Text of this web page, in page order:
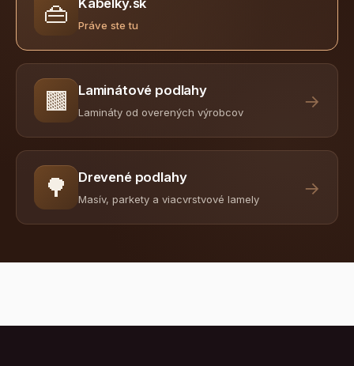
👜 Práve ste tu
🟫 Laminátové podlahy
Lamináty od overených výrobcov
→
🌳 Drevené podlahy
Masív, parkety a viacvrstvové lamely
→